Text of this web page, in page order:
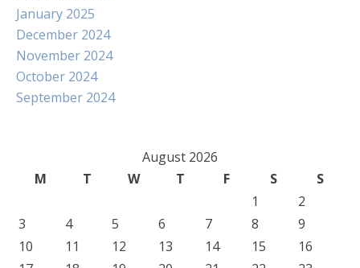
January 2025
December 2024
November 2024
October 2024
September 2024
August 2026
M
T W T F S
S
1
2
3
4 5 6 7 8
9
10
11 12 13 14 15
16